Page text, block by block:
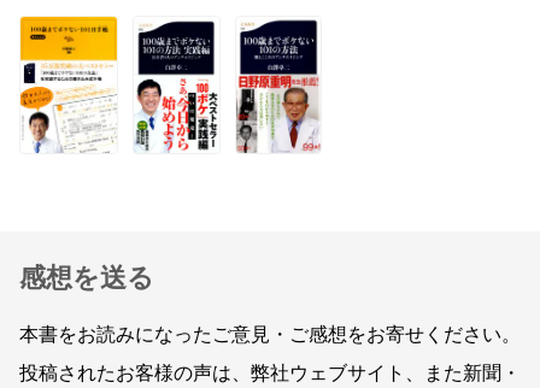
感想を送る
本書をお読みになったご意見・ご感想をお寄せください。
投稿されたお客様の声は、弊社ウェブサイト、また新聞・